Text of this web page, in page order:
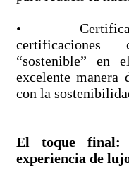
•
“sostenible” en
excelente manera
con la
El toque final:
experiencia de